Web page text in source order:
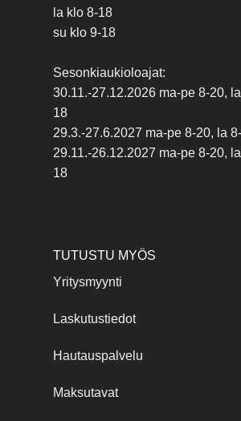
la klo 8-18
su klo 9-18
Sesonkiaukioloajat:
30.11.-27.12.2026 ma-pe 8-20,
18
29.3.-27.6.2027 ma-pe 8-20, la
29.11.-26.12.2027 ma-pe 8-20,
18
TUTUSTU MYÖS
Yritysmyynti
Laskutustiedot
Hautauspalvelu
Maksutavat